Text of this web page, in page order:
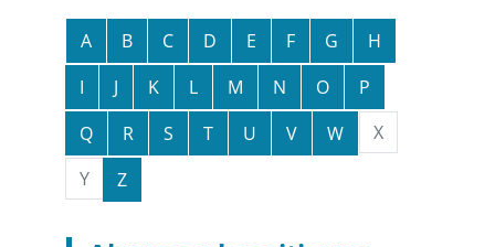
A B C D E F G
H
I
J K L M N O
P
Q
R S T U V W
X
Y
Z